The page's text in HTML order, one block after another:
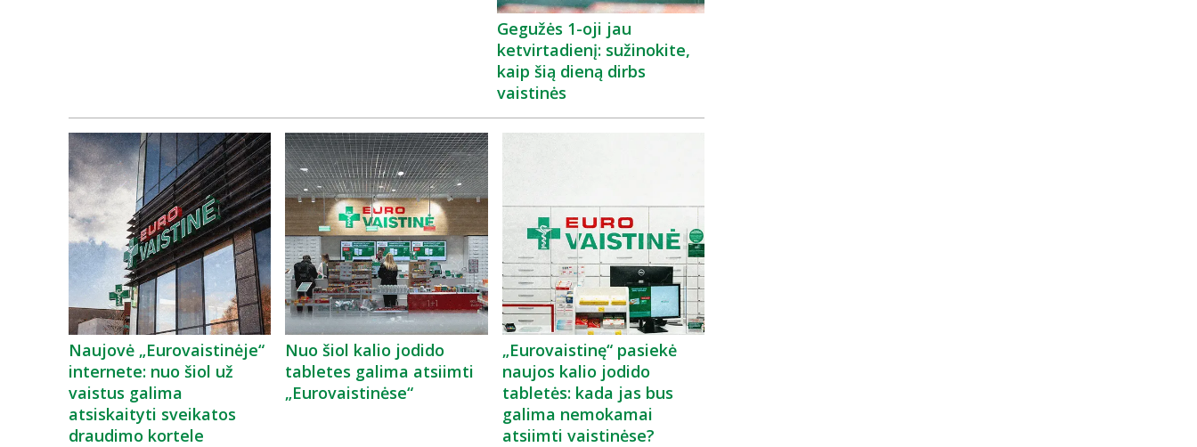
Gegužės 1-oji jau
ketvirtadienį: sužinokite,
kaip šią dieną dirbs
vaistinės
Naujovė „Eurovaistinėje“
internete: nuo šiol už
vaistus galima
atsiskaityti sveikatos
draudimo kortele
Nuo šiol kalio jodido
tabletes galima atsiimti
„Eurovaistinėse“
„Eurovaistinę“ pasiekė
naujos kalio jodido
tabletės: kada jas bus
galima nemokamai
atsiimti vaistinėse?